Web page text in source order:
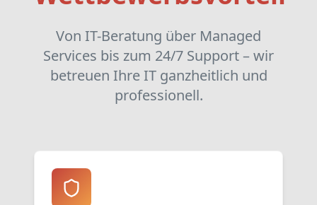
Von IT-Beratung über Managed
Services bis zum 24/7 Support – wir
betreuen Ihre IT ganzheitlich und
professionell.
💡 Wussten Sie? 90% aller Cyberangriffe beginnen
Beliebte Themen:
NIS2 Check Cloud